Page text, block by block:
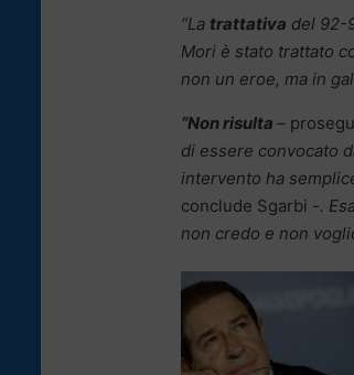
“La trattativa del 92-
Mori è stato trattato
non un eroe, ma in
“Non risulta –
di essere convocato
intervento ha
conclude Sgarbi -.
non credo e non